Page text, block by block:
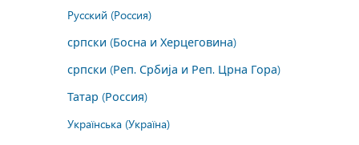
Русский (Россия)
српски (Босна и Херцеговина)
српски (Реп. Србија и Реп. Црна Гора)
Татар (Россия)
Українська (Україна)